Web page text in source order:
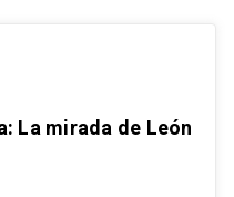
La mirada de León